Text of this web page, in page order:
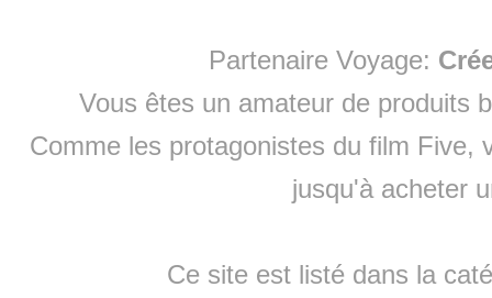
Partenaire Voyage:
Vous êtes un amateur de produits
Comme les protagonistes du film Five,
jusqu'à acheter
Ce site est listé dans la